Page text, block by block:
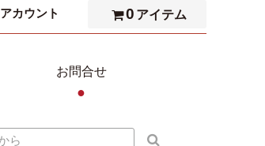
アカウント 0 アイテム
お問合せ
●